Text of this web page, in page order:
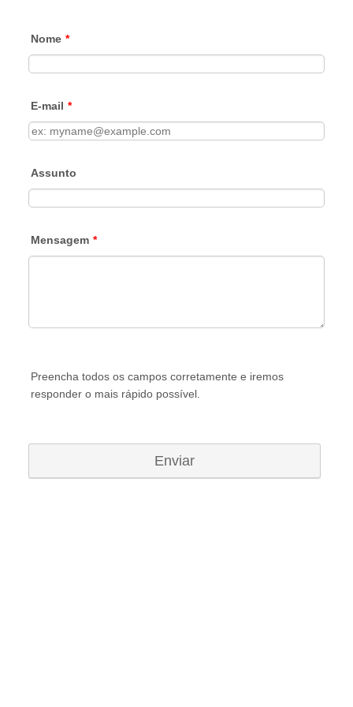
Nome *
E-mail *
Assunto
Mensagem *
Preencha todos os campos corretamente e iremos
responder o mais rápido possível.
Enviar